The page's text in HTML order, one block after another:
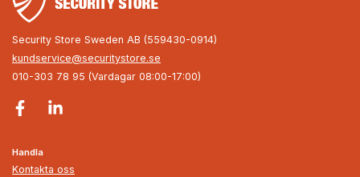
Security Store Sweden AB (559430-0914)
kundservice@securitystore.se
010-303 78 95 (Vardagar 08:00-17:00)
Handla
Kontakta oss